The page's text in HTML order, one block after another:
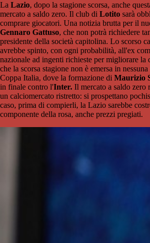
La Lazio, dopo la stagione scorsa, anche
mercato a saldo zero. Il club di Lotito sarà
comprare giocatori. Una notizia brutta per il
Gennaro Gattuso, che non potrà richiedere
presidente della società capitolina. Lo scorso
avrebbe spinto, con ogni probabilità, all'ex
nazionale ad ingenti richieste per migliorare la
che la scorsa stagione non è emersa in
Coppa Italia, dove la formazione di Maurizio
in finale contro l'Inter. Il mercato a saldo zero
un calciomercato ristretto: si prospettano
caso, prima di compierli, la Lazio sarebbe
componente della rosa, anche prezzi pregiati.